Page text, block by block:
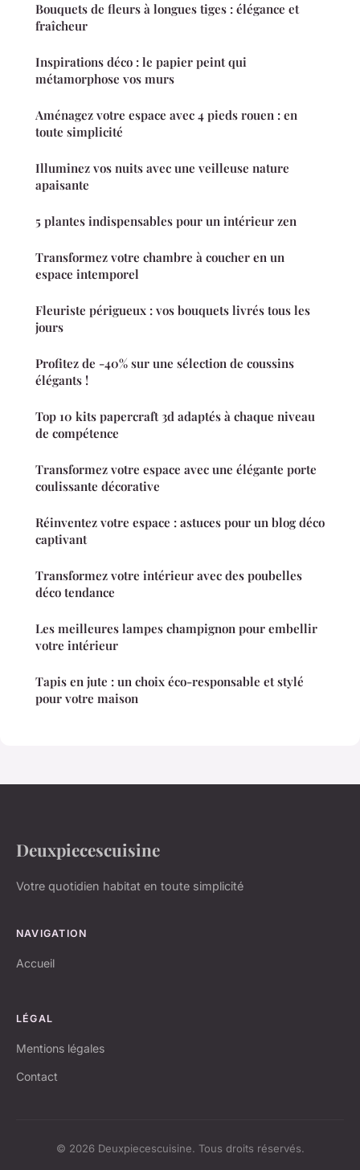
Bouquets de fleurs à longues tiges : élégance et
fraîcheur
Inspirations déco : le papier peint qui
métamorphose vos murs
Aménagez votre espace avec 4 pieds rouen : en
toute simplicité
Illuminez vos nuits avec une veilleuse nature
apaisante
5 plantes indispensables pour un intérieur zen
Transformez votre chambre à coucher en un
espace intemporel
Fleuriste périgueux : vos bouquets livrés tous les
jours
Profitez de -40% sur une sélection de coussins
élégants !
Top 10 kits papercraft 3d adaptés à chaque niveau
de compétence
Transformez votre espace avec une élégante porte
coulissante décorative
Réinventez votre espace : astuces pour un blog déco
captivant
Transformez votre intérieur avec des poubelles
déco tendance
Les meilleures lampes champignon pour embellir
votre intérieur
Tapis en jute : un choix éco-responsable et stylé
pour votre maison
Deuxpiecescuisine
Votre quotidien habitat en toute simplicité
NAVIGATION
Accueil
LÉGAL
Mentions légales
Contact
© 2026 Deuxpiecescuisine. Tous droits réservés.